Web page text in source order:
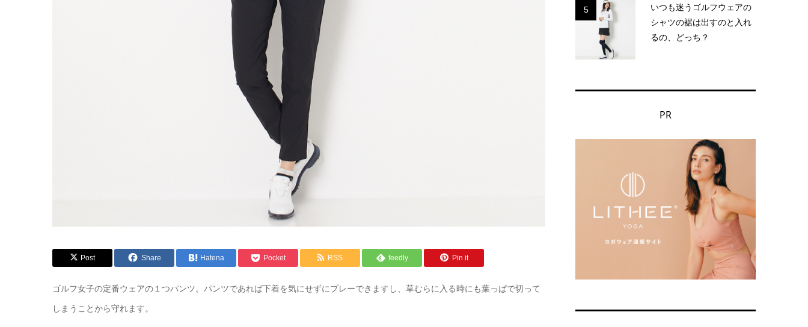
Post Share Hatena Pocket RSS feedly Pin it
ゴルフ女子の定番ウェアの１つパンツ。パンツであれば下着を気にせずにプレーできますし、草むらに入る時にも葉っぱで切って
しまうことから守れます。
5
いつも迷うゴルフウェアの
シャツの裾は出すのと入れ
るの、どっち？
PR